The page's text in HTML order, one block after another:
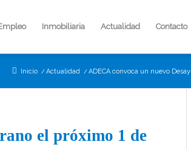
Inmobiliaria Actualidad Contacto
Inicio / Actualidad / ADECA convoca un nuevo
el próximo 1 de